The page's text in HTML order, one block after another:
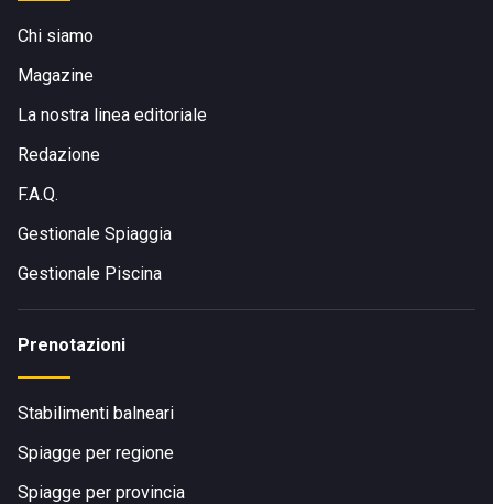
Chi siamo
Magazine
La nostra linea editoriale
Redazione
F.A.Q.
Gestionale Spiaggia
Gestionale Piscina
Prenotazioni
Stabilimenti balneari
Spiagge per regione
Spiagge per provincia